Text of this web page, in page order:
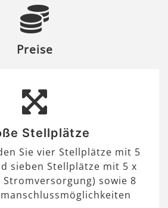
Preise
Stellplätze
Sie vier Stellplätze mit 5
sieben Stellplätze mit 5 x
sowie 8